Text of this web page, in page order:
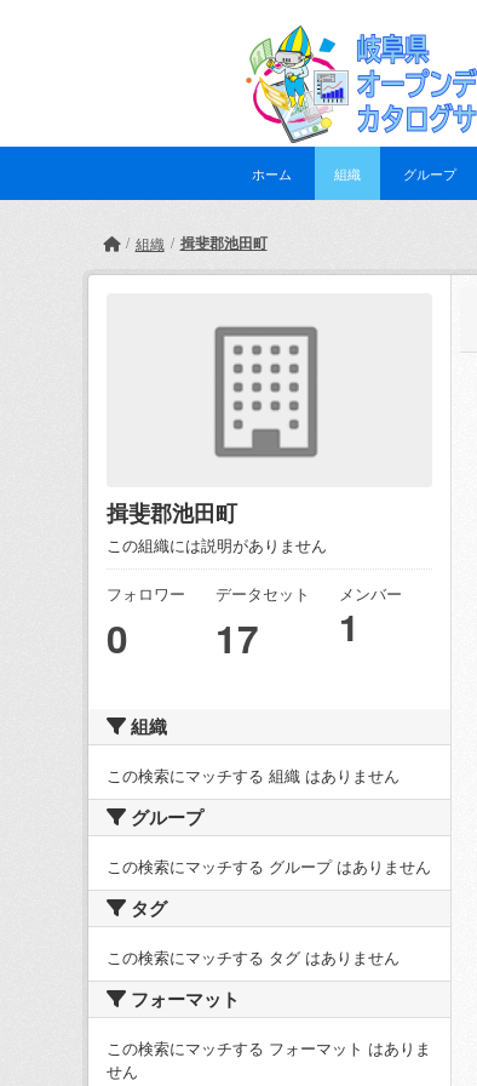
ホーム 組織 グループ
組織 揖斐郡池田町
揖斐郡池田町
この組織には説明がありません
フォロワー
0
データセット
17
メンバー
1
組織
この検索にマッチする 組織 はありません
グループ
この検索にマッチする グループ はありません
タグ
この検索にマッチする タグ はありません
フォーマット
この検索にマッチする フォーマット はありま
せん